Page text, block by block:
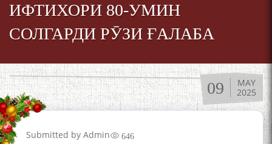
ИФТИХОРИ 80-УМИН
СОЛГАРДИ РӮЗИ ҒАЛАБА
09
MAY
2025
Submitted by Admin 646
Дар Академияи миллии
илмҳои Тоҷикистон бахшида
адабиётшинос Соҳиб
Табаров ҳамоиши илмӣ-
назариявӣ баргузор гардид.